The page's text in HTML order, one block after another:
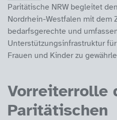
Paritätische NRW begleitet
Nordrhein-Westfalen mit dem
bedarfsgerechte und
Unterstützungsinfrastruktur
Frauen und Kinder zu
Vorreiterrolle
Paritätischen